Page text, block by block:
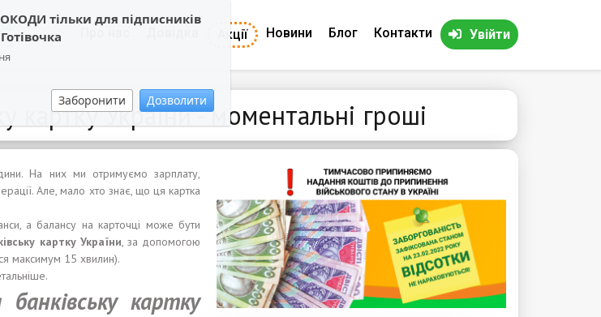
тільки для підписників
Заборонити Дозволити
Акції Новини Блог Контакти Увійти
картку України - моментальні гроші
На них ми отримуємо зарплату,
Але, мало хто знає, що ця картка
а балансу на карточці може бути
картку України, за допомогою
максимум 15 хвилин).
картку